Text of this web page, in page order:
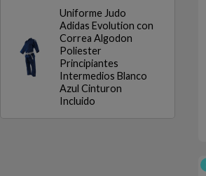
Uniforme Judo
Adidas Evolution con
Correa Algodon
Poliester
Principiantes
Intermedios Blanco
Azul Cinturon
Incluido